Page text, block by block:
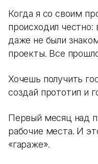
Когда я со своим
происходил
даже не были
проекты. Все
Хочешь получить
создай прототип и
Первый месяц над
рабочие места. И
«гараже».